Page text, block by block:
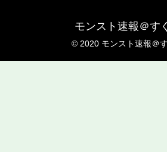
モンスト速報＠す
© 2020 モンスト速報＠